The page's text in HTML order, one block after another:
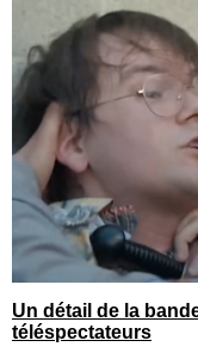
Un détail de la
téléspectateurs